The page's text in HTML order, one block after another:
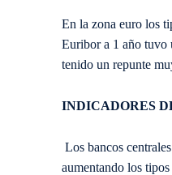
En la zona euro los
Euribor a 1 año tuvo
tenido un repunte
INDICADORES
Los bancos
aumentando los